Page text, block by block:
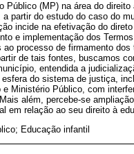
Público (MP) na área do
partir do estudo do caso do
incide na efetivação do
e implementação dos
processo de firmamento
de tais fontes, buscamos
entendida a
do sistema de justiça,
Ministério Público, com
além, percebe-se
em relação ao seu direito à
Educação infantil